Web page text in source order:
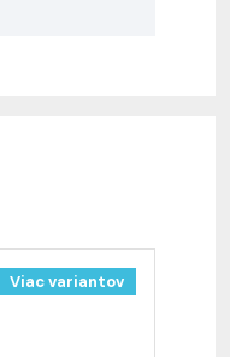
Viac variantov